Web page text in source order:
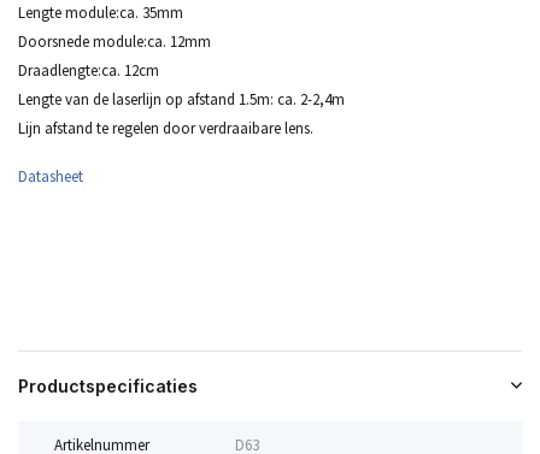
Lengte module:ca. 35mm
Doorsnede module:ca. 12mm
Draadlengte:ca. 12cm
Lengte van de laserlijn op afstand 1.5m: ca. 2-2,4m
Lijn afstand te regelen door verdraaibare lens.
Datasheet
Productspecificaties
Artikelnummer D63